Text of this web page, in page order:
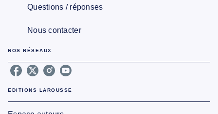
Questions / réponses
Nous contacter
NOS RÉSEAUX
EDITIONS LAROUSSE